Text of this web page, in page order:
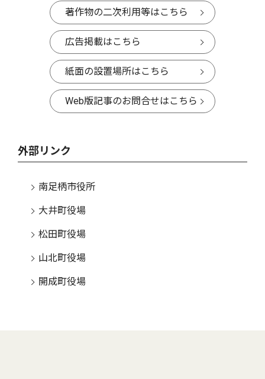
著作物の二次利用等はこちら
広告掲載はこちら
紙面の設置場所はこちら
Web版記事のお問合せはこちら
外部リンク
南足柄市役所
大井町役場
松田町役場
山北町役場
開成町役場